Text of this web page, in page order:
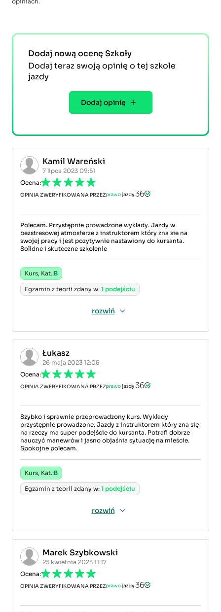
Dodaj nową ocenę Szkoły
Dodaj teraz swoją opinię o tej szkole
jazdy
Dodaj opinię
Kamil Wareński
7 lipca 2023 09:51
Ocena:
OPINIA ZWERYFIKOWANA PRZEZ
Polecam. Przystępnie prowadzone wykłady. Jazdy w
bezstresowej atmosferze z instruktorem który zna sie na
swojej pracy i jest pozytywnie nastawiony do kursanta.
Solidne i skuteczne szkolenie
Kurs, Kat.:B
Egzamin z teorii zdany w: 1 podejściu
rozwiń
Łukasz
26 maja 2023 12:05
Ocena:
OPINIA ZWERYFIKOWANA PRZEZ
Szybko i sprawnie przeprowadzony kurs. Wykłady
przystępnie prowadzone. Jazdy z instruktorem który zna się
na rzeczy ma super podejście do kursanta. Potrafi dobrze
nauczyć manewrów i jasno objaśnia sytuację na mieście.
Spokojne polecam.
Kurs, Kat.:B
Egzamin z teorii zdany w: 1 podejściu
rozwiń
Marek Szybkowski
25 kwietnia 2023 11:17
Ocena:
OPINIA ZWERYFIKOWANA PRZEZ